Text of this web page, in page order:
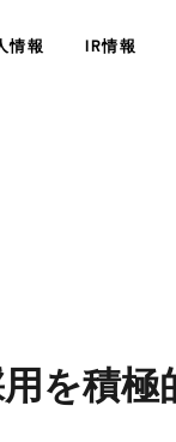
JSHについ
サルティングサー
情報 IR情報
を積極